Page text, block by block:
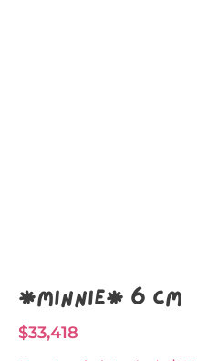
*Minnie* 6 CM
$33,418